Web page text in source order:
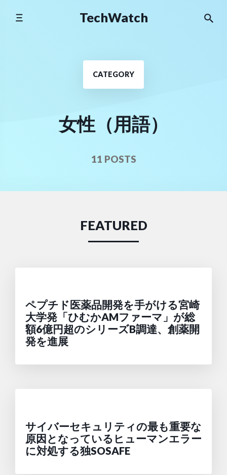
TechWatch
CATEGORY
女性（用語）
11 POSTS
FEATURED
ペプチド医薬品開発を手がける宮崎
大学発「ひむかAMファーマ」が総
額6億円超のシリーズB調達、創薬開
発を進展
サイバーセキュリティの最も重要な
原因となっているヒューマンエラー
に対処する独SOSAFE